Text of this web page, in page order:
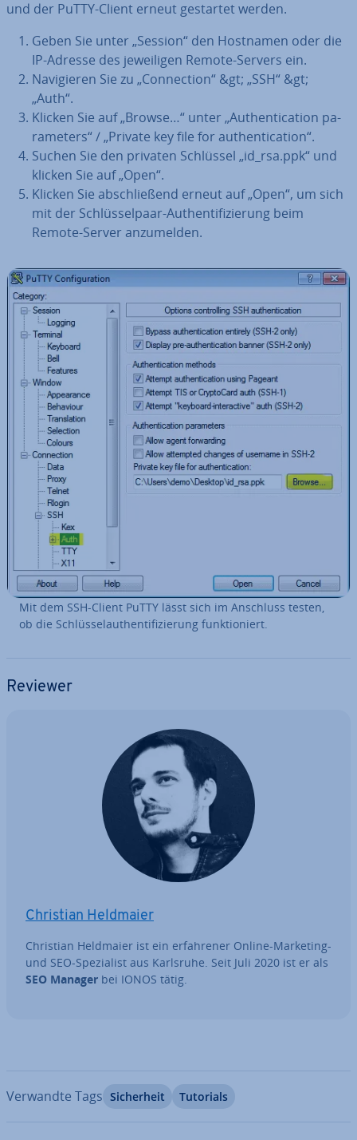
und der PuTTY-Client erneut gestartet werden.
Geben Sie unter „Session“ den Hostnamen oder die
IP-Adresse des je­wei­li­gen Remote-Servers ein.
Na­vi­gie­ren Sie zu „Con­nec­tion“ &gt; „SSH“ &gt;
„Auth“.
Klicken Sie auf „Browse…“ unter „Au­then­ti­ca­ti­on pa­
ra­me­ters“ / „Private key file for au­then­ti­ca­ti­on“.
Suchen Sie den privaten Schlüssel „id_rsa.ppk“ und
klicken Sie auf „Open“.
Klicken Sie ab­schlie­ßend erneut auf „Open“, um sich
mit der Schlüs­sel­paar-Au­then­ti­fi­zie­rung beim
Remote-Server an­zu­mel­den.
Mit dem SSH-Client PuTTY lässt sich im Anschluss testen,
ob die Schlüs­sel­au­then­ti­fi­zie­rung funk­tio­niert.
Reviewer
Christian Heldmaier
Christian Heldmaier ist ein er­fah­re­ner Online-Marketing-
und SEO-Spe­zia­list aus Karlsruhe. Seit Juli 2020 ist er als
SEO Manager bei IONOS tätig.
Verwandte Tags Si­cher­heit Tutorials